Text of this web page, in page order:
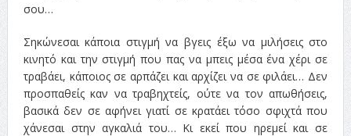
σου…
Σηκώνεσαι κάποια στιγμή να βγεις έξω να μιλήσεις στο
κινητό και την στιγμή που πας να μπεις μέσα ένα χέρι σε
τραβάει, κάποιος σε αρπάζει και αρχίζει να σε φιλάει… Δεν
προσπαθείς καν να τραβηχτείς, ούτε να τον απωθήσεις,
βασικά δεν σε αφήνει γιατί σε κρατάει τόσο σφιχτά που
χάνεσαι στην αγκαλιά του… Κι εκεί που ηρεμεί και σε